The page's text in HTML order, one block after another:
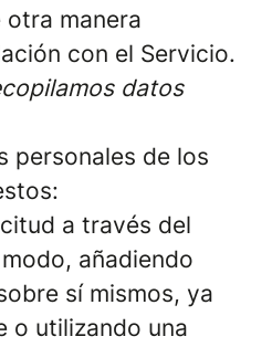
otra manera
con el Servicio.
datos
personales de los
a través del
añadiendo
sí mismos, ya
o utilizando una